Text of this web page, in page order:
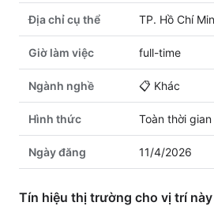
Địa chỉ cụ thể TP. Hồ Chí
Giờ làm việc full-time
Ngành nghề 📋 Khác
Hình thức Toàn thời gian
Ngày đăng 11/4/2026
Tín hiệu thị trường cho vị trí này